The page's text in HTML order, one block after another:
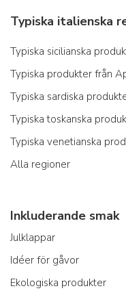
Typiska italienska
Typiska sicilianska
Typiska produkter från
Typiska sardiska
Typiska toskanska
Typiska venetianska
Alla regioner
Inkluderande smak
Julklappar
Idéer för gåvor
Ekologiska produkter